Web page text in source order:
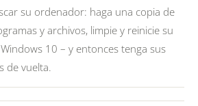
su ordenador: haga una copia de
y archivos, limpie y reinicie su
10 – y entonces tenga sus
de vuelta.